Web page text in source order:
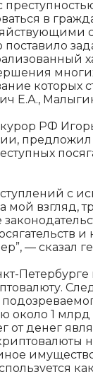
в
поставило
которых
Е.А.,
РФ
предложил
с
мой взгляд,
и
— сказал
около 1
денег